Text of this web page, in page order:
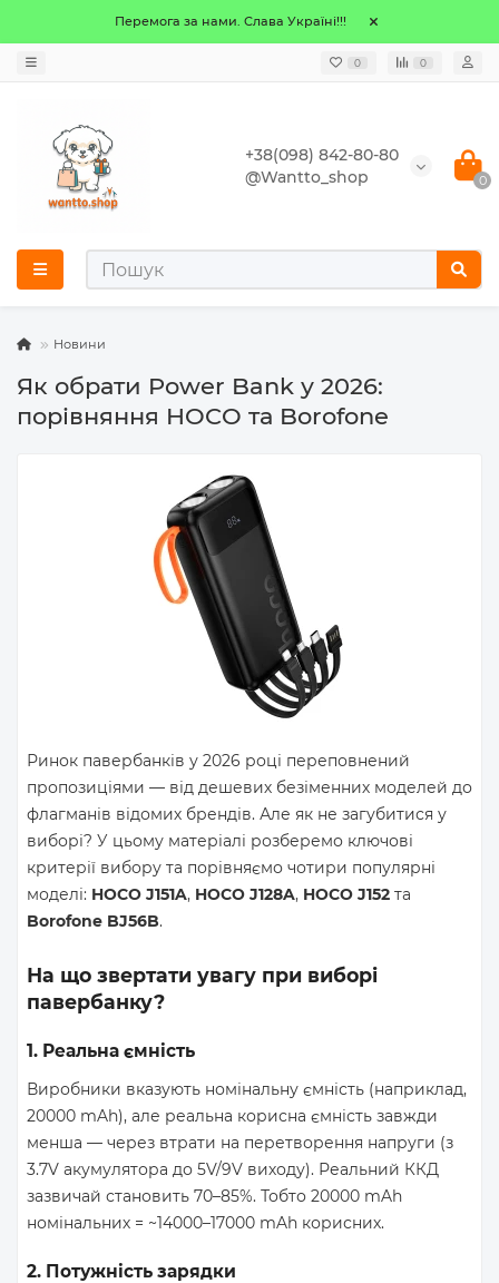
Перемога за нами. Слава Україні!!!
0 0
+38(098) 842-80-80
@Wantto_shop
0
Новини
Як обрати Power Bank у 2026:
порівняння HOCO та Borofone
Ринок павербанків у 2026 році переповнений
пропозиціями — від дешевих безіменних моделей до
флагманів відомих брендів. Але як не загубитися у
виборі? У цьому матеріалі розберемо ключові
критерії вибору та порівняємо чотири популярні
моделі: HOCO J151A, HOCO J128A, HOCO J152 та
Borofone BJ56B.
На що звертати увагу при виборі
павербанку?
1. Реальна ємність
Виробники вказують номінальну ємність (наприклад,
20000 mAh), але реальна корисна ємність завжди
менша — через втрати на перетворення напруги (з
3.7V акумулятора до 5V/9V виходу). Реальний ККД
зазвичай становить 70–85%. Тобто 20000 mAh
номінальних = ~14000–17000 mAh корисних.
2. Потужність зарядки